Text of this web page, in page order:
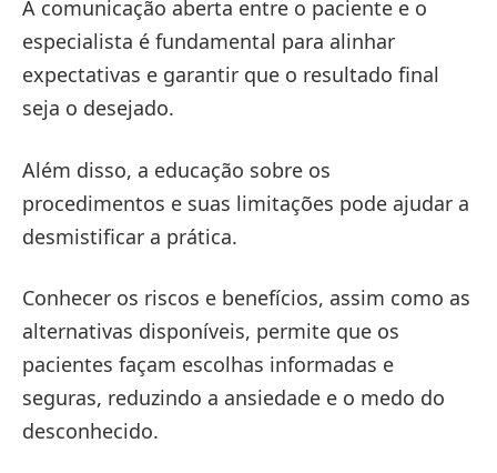
A comunicação aberta entre o paciente e o
especialista é fundamental para alinhar
expectativas e garantir que o resultado final
seja o desejado.
Além disso, a educação sobre os
procedimentos e suas limitações pode ajudar a
desmistificar a prática.
Conhecer os riscos e benefícios, assim como as
alternativas disponíveis, permite que os
pacientes façam escolhas informadas e
seguras, reduzindo a ansiedade e o medo do
desconhecido.